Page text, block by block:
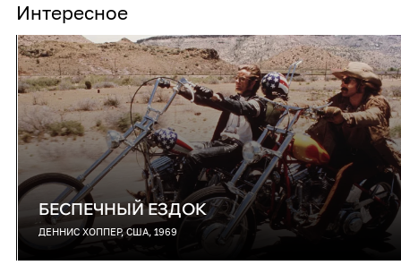
Интересное
БЕСПЕЧНЫЙ ЕЗДОК
ДЕННИС ХОППЕР, США, 1969